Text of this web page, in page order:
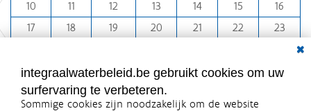
d
i
g
e
r
g
-
10
11 12 13 14 15
16
17
18 19 20 21 22
23
31
1 2 3 4 5 6
integraalwaterbeleid.be gebruikt cookies om uw
surfervaring te verbeteren.
Sommige cookies zijn noodzakelijk om de website